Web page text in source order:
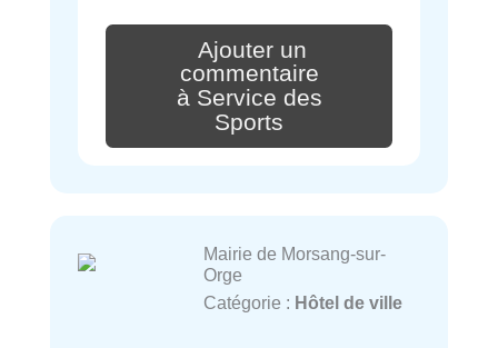
Ajouter un
commentaire
à Service des
Sports
Mairie de Morsang-sur-
Orge
Catégorie : Hôtel de ville